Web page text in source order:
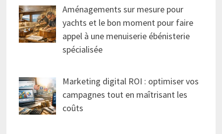
Aménagements sur mesure pour
yachts et le bon moment pour faire
appel à une menuiserie ébénisterie
spécialisée
Marketing digital ROI : optimiser vos
campagnes tout en maîtrisant les
coûts